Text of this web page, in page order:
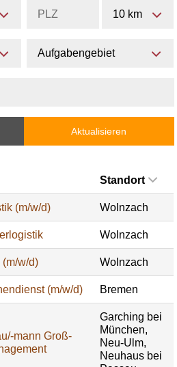
10 km
Aufgabengebiet
Aktualisieren
Standort
(m/w/d) Wolnzach
Wolnzach
w/d) Wolnzach
(m/w/d) Bremen
mann Groß-
Garching bei
München,
Neu-Ulm,
Neuhaus bei